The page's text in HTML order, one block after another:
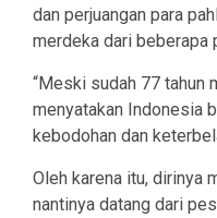
dan perjuangan para
merdeka dari beberapa
“Meski sudah 77 tahun
menyatakan Indonesia
kebodohan dan
Oleh karena itu, dirinya
nantinya datang dari